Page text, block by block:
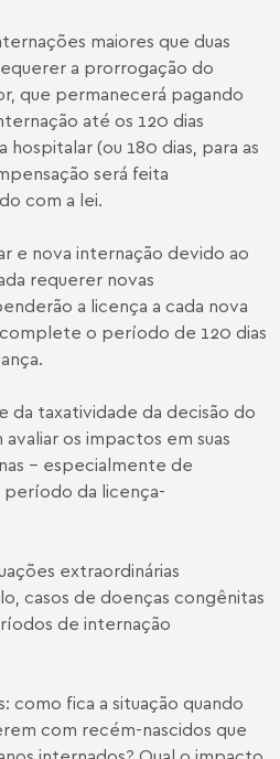
maiores que duas
a prorrogação do
que permanecerá pagando
até os 120 dias
(ou 180 dias, para as
será feita
com a lei.
e nova internação devido ao
requerer novas
a licença a cada nova
o período de 120 dias
da taxatividade da decisão do
os impactos em suas
– especialmente de
período da licença-
extraordinárias
casos de doenças congênitas
de internação
como fica a situação quando
com recém-nascidos que